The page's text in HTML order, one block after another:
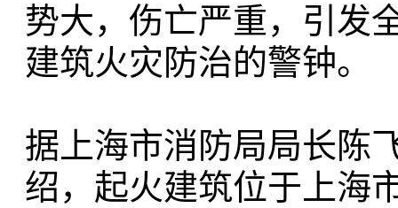
势大，伤亡严重，引发
建筑火灾防治的警钟。
据上海市消防局局长陈
绍，起火建筑位于上海